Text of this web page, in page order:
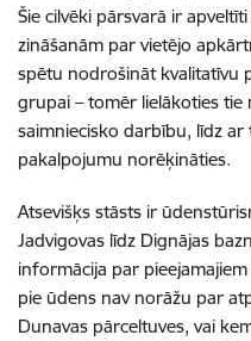
Šie cilvēki pārsvarā ir
zināšanām par vietējo
spētu nodrošināt kvalitatīvu
grupai – tomēr lielākoties tie
saimniecisko darbību, līdz
pakalpojumu norēķināties.
Atsevišķs stāsts ir
Jadvigovas līdz Dignājas
informācija par
pie ūdens nav norāžu par
Dunavas pārceltuves, vai